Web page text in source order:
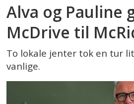
Alva og Pauline
McDrive til
To lokale jenter tok en tur
vanlige.